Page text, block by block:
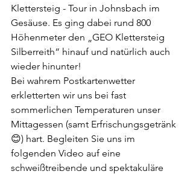
Klettersteig - Tour in Johnsbach im
Gesäuse. Es ging dabei rund 800
Höhenmeter den „GEO Klettersteig
Silberreith“ hinauf und natürlich auch
wieder hinunter!
Bei wahrem Postkartenwetter
erkletterten wir uns bei fast
sommerlichen Temperaturen unser
Mittagessen (samt Erfrischungsgetränk
😊) hart. Begleiten Sie uns im
folgenden Video auf eine
schweißtreibende und spektakuläre